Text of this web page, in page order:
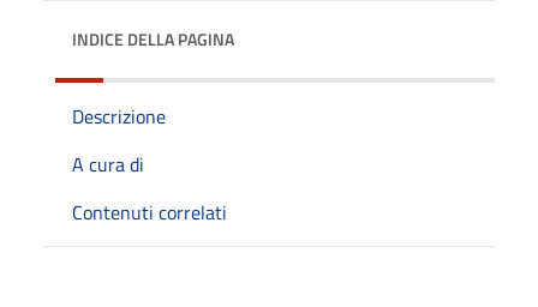
INDICE DELLA PAGINA
Descrizione
A cura di
Contenuti correlati